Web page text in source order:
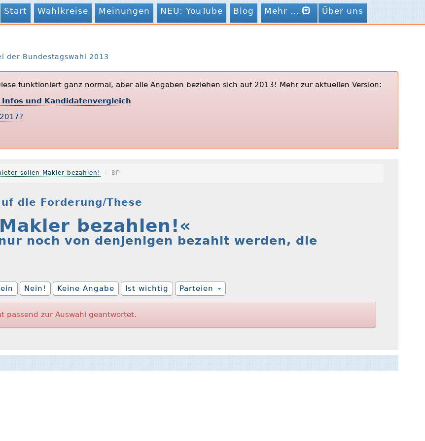
Start Wahlkreise Meinungen NEU: YouTube Blog Mehr … Über uns
der Bundestagswahl 2013
funktioniert ganz normal, aber alle Angaben beziehen sich auf 2013! Mehr zur aktuellen Version:
und Kandidatenvergleich
sollen Makler bezahlen! BP
die Forderung/These
bezahlen!«
noch von denjenigen bezahlt werden, die
Nein! Keine Angabe Ist wichtig Parteien
passend zur Auswahl geantwortet.